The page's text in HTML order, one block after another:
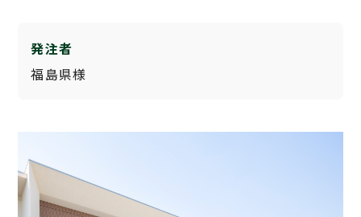
発注者
福島県様